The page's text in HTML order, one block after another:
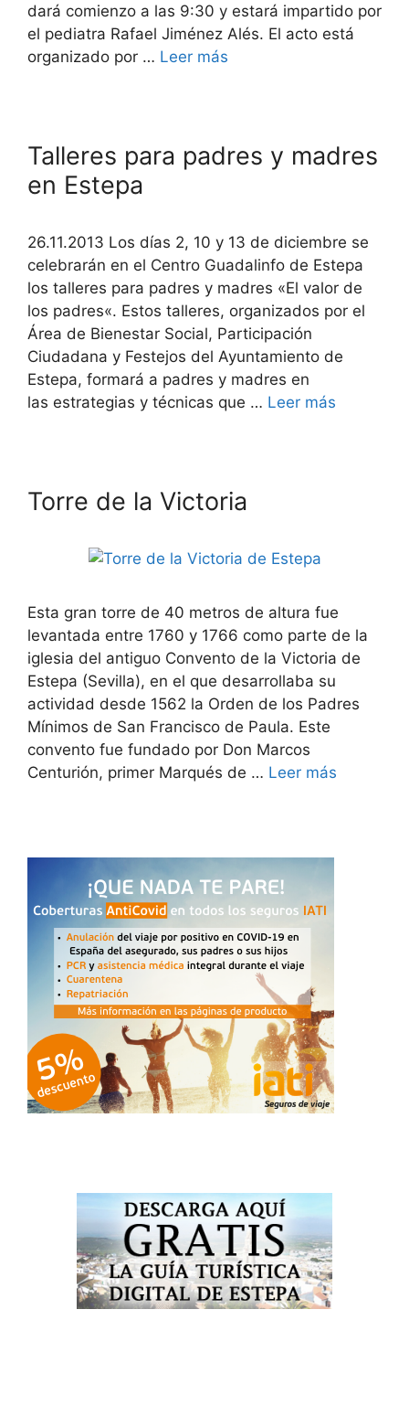
dará comienzo a las 9:30 y estará impartido por
el pediatra Rafael Jiménez Alés. El acto está
organizado por … Leer más
Talleres para padres y madres
en Estepa
26.11.2013 Los días 2, 10 y 13 de diciembre se
celebrarán en el Centro Guadalinfo de Estepa
los talleres para padres y madres «El valor de
los padres«. Estos talleres, organizados por el
Área de Bienestar Social, Participación
Ciudadana y Festejos del Ayuntamiento de
Estepa, formará a padres y madres en
las estrategias y técnicas que … Leer más
Torre de la Victoria
Esta gran torre de 40 metros de altura fue
levantada entre 1760 y 1766 como parte de la
iglesia del antiguo Convento de la Victoria de
Estepa (Sevilla), en el que desarrollaba su
actividad desde 1562 la Orden de los Padres
Mínimos de San Francisco de Paula. Este
convento fue fundado por Don Marcos
Centurión, primer Marqués de … Leer más